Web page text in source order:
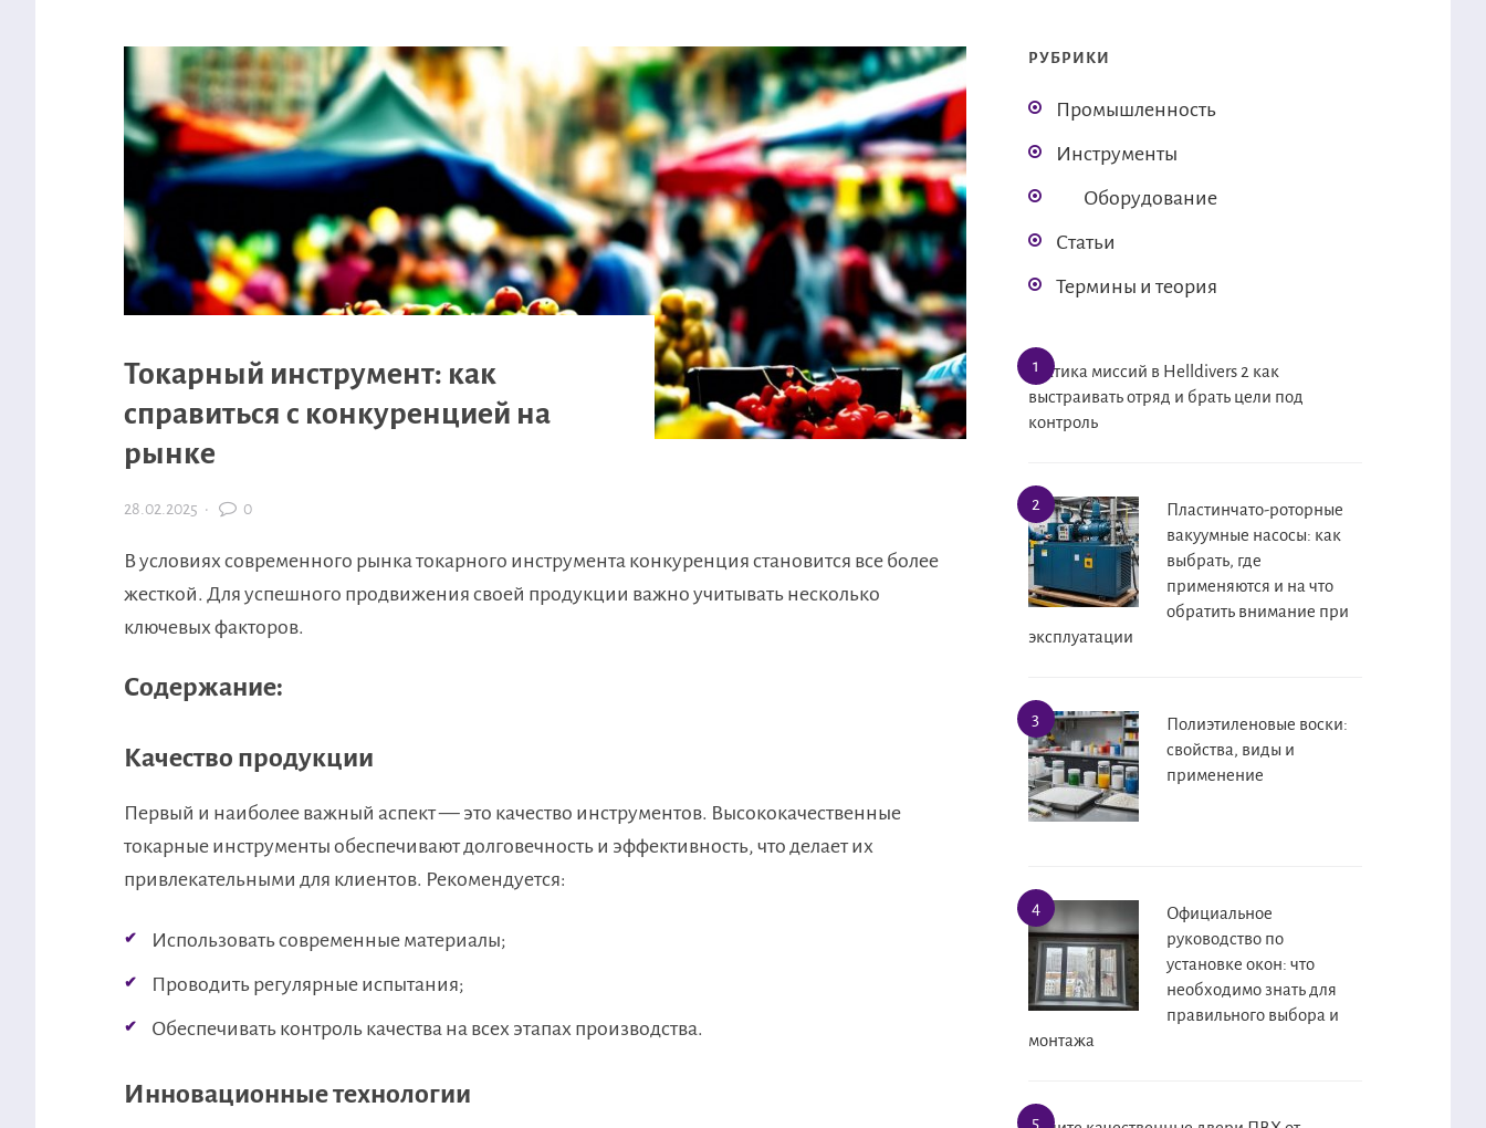
Токарный инструмент: как
справиться с конкуренцией на
рынке
28.02.2025 · 0
В условиях современного рынка токарного инструмента конкуренция становится все более
жесткой. Для успешного продвижения своей продукции важно учитывать несколько
ключевых факторов.
Содержание:
Качество продукции
Первый и наиболее важный аспект — это качество инструментов. Высококачественные
токарные инструменты обеспечивают долговечность и эффективность, что делает их
привлекательными для клиентов. Рекомендуется:
Использовать современные материалы;
Проводить регулярные испытания;
Обеспечивать контроль качества на всех этапах производства.
Инновационные технологии
РУБРИКИ
Промышленность
Инструменты
Оборудование
Статьи
Термины и теория
Тактика миссий в Helldivers 2 как
выстраивать отряд и брать цели под
контроль
Пластинчато-роторные
вакуумные насосы: как
выбрать, где
применяются и на что
обратить внимание при
эксплуатации
Полиэтиленовые воски:
свойства, виды и
применение
Официальное
руководство по
установке окон: что
необходимо знать для
правильного выбора и
монтажа